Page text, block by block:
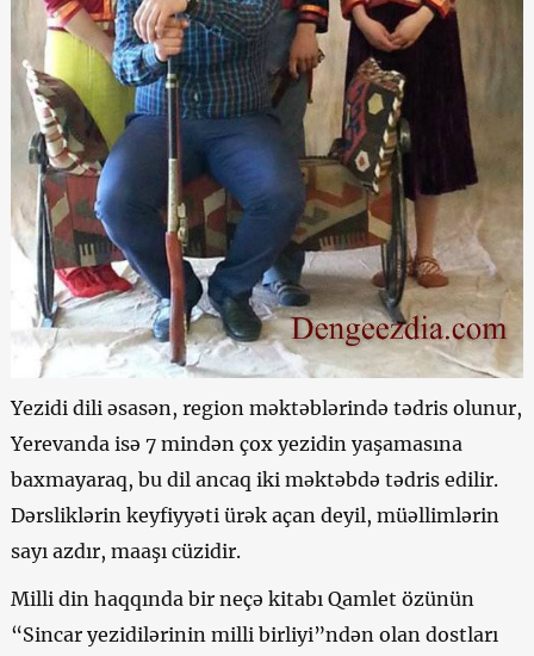
Yezidi dili əsasən, region məktəblərində tədris olunur,
Yerevanda isə 7 mindən çox yezidin yaşamasına
baxmayaraq, bu dil ancaq iki məktəbdə tədris edilir.
Dərsliklərin keyfiyyəti ürək açan deyil, müəllimlərin
sayı azdır, maaşı cüzidir.
Milli din haqqında bir neçə kitabı Qamlet özünün
“Sincar yezidilərinin milli birliyi”ndən olan dostları